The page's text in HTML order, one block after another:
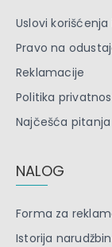
Uslovi
Pravo na
Reklamacije
Politika
Najčešća pitanja
NALOG
Forma za
Istorija